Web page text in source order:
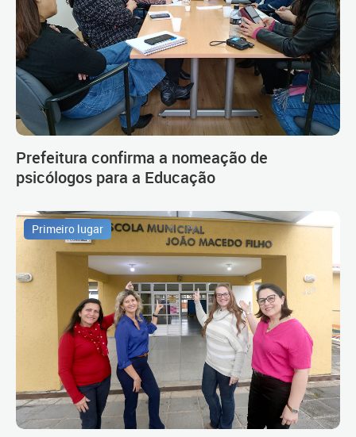
Prefeitura confirma a nomeação de
psicólogos para a Educação
Primeiro lugar